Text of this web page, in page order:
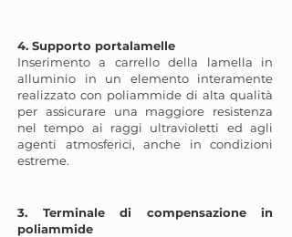
4. Supporto portalamelle
Inserimento a carrello della lamella in
alluminio in un elemento interamente
realizzato con poliammide di alta qualità
per assicurare una maggiore resistenza
nel tempo ai raggi ultravioletti ed agli
agenti atmosferici, anche in condizioni
estreme.
3. Terminale di compensazione in
poliammide